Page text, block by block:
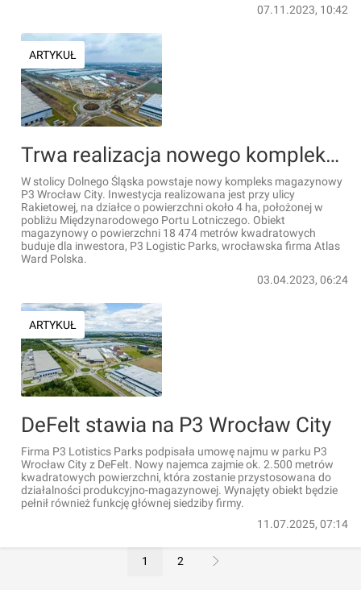
07.11.2023, 10:42
ARTYKUŁ
Trwa realizacja nowego kompleksu magazynowego P3 Wrocław City
W stolicy Dolnego Śląska powstaje nowy kompleks magazynowy
P3 Wrocław City. Inwestycja realizowana jest przy ulicy
Rakietowej, na działce o powierzchni około 4 ha, położonej w
pobliżu Międzynarodowego Portu Lotniczego. Obiekt
magazynowy o powierzchni 18 474 metrów kwadratowych
buduje dla inwestora, P3 Logistic Parks, wrocławska firma Atlas
Ward Polska.
03.04.2023, 06:24
ARTYKUŁ
DeFelt stawia na P3 Wrocław City
Firma P3 Lotistics Parks podpisała umowę najmu w parku P3
Wrocław City z DeFelt. Nowy najemca zajmie ok. 2.500 metrów
kwadratowych powierzchni, która zostanie przystosowana do
działalności produkcyjno-magazynowej. Wynajęty obiekt będzie
pełnił również funkcję głównej siedziby firmy.
11.07.2025, 07:14
1 2